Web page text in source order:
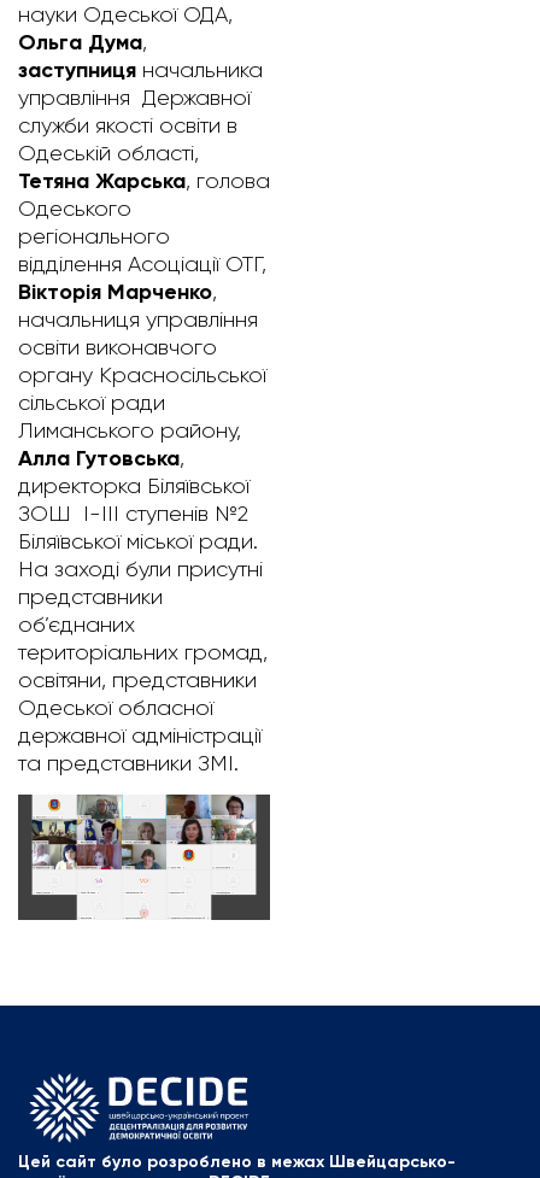
науки Одеської ОДА,
Ольга Дума,
заступниця начальника
управління Державної
служби якості освіти в
Одеській області,
Тетяна Жарська, голова
Одеського
регіонального
відділення Асоціації ОТГ,
Вікторія Марченко,
начальниця управління
освіти виконавчого
органу Красносільської
сільської ради
Лиманського району,
Алла Гутовська,
директорка Біляївської
ЗОШ І-ІІІ ступенів №2
Біляївської міської ради.
На заході були присутні
представники
об’єднаних
територіальних громад,
освітяни, представники
Одеської обласної
державної адміністрації
та представники ЗМІ.
Цей сайт було розроблено в межах Швейцарсько-